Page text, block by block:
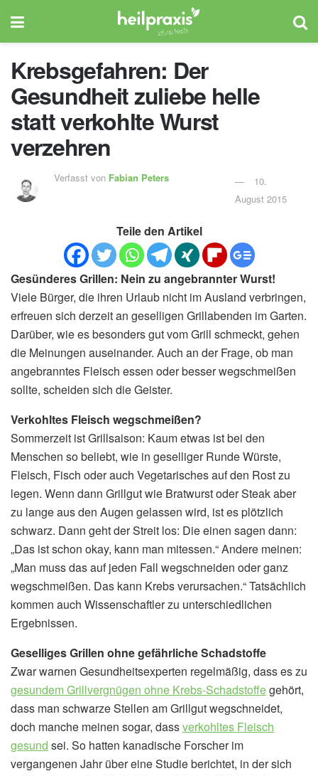
Krebsgefahren: Der
Gesundheit zuliebe helle
statt verkohlte Wurst
verzehren
Verfasst von Fabian Peters
10.
August 2015
Teile den Artikel
Gesünderes Grillen: Nein zu angebrannter Wurst!
Viele Bürger, die ihren Urlaub nicht im Ausland verbringen,
erfreuen sich derzeit an geselligen Grillabenden im Garten.
Darüber, wie es besonders gut vom Grill schmeckt, gehen
die Meinungen auseinander. Auch an der Frage, ob man
angebranntes Fleisch essen oder besser wegschmeißen
sollte, scheiden sich die Geister.
Verkohltes Fleisch wegschmeißen?
Sommerzeit ist Grillsaison: Kaum etwas ist bei den
Menschen so beliebt, wie in geselliger Runde Würste,
Fleisch, Fisch oder auch Vegetarisches auf den Rost zu
legen. Wenn dann Grillgut wie Bratwurst oder Steak aber
zu lange aus den Augen gelassen wird, ist es plötzlich
schwarz. Dann geht der Streit los: Die einen sagen dann:
„Das ist schon okay, kann man mitessen.“ Andere meinen:
„Man muss das auf jeden Fall wegschneiden oder ganz
wegschmeißen. Das kann Krebs verursachen.“ Tatsächlich
kommen auch Wissenschaftler zu unterschiedlichen
Ergebnissen.
Geselliges Grillen ohne gefährliche Schadstoffe
Zwar warnen Gesundheitsexperten regelmäßig, dass es zu
gesundem Grillvergnügen ohne Krebs-Schadstoffegehört,
dass man schwarze Stellen am Grillgut wegschneidet,
doch manche meinen sogar, dassverkohltes Fleisch
gesund sei. So hatten kanadische Forscher im
vergangenen Jahr über eine Studie berichtet, in der sich